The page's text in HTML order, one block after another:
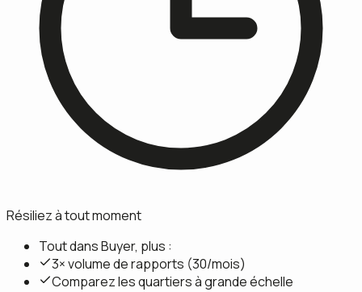
Résiliez à tout moment
Tout dans Buyer, plus :
3× volume de rapports (30/mois)
Comparez les quartiers à grande échelle